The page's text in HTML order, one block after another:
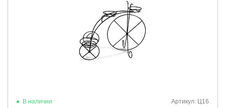
В наличии
Артикул: Ц16